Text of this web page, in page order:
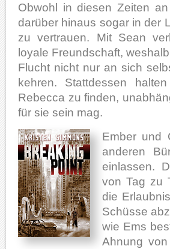
Obwohl in diesen Zeiten
darüber hinaus sogar in der
zu vertrauen. Mit Sean
loyale Freundschaft,
Flucht nicht nur an sich
kehren. Stattdessen
Rebecca zu finden,
für sie sein mag.
Ember und
anderen
einlassen.
von Tag zu
die
Schüsse
wie Ems
Ahnung